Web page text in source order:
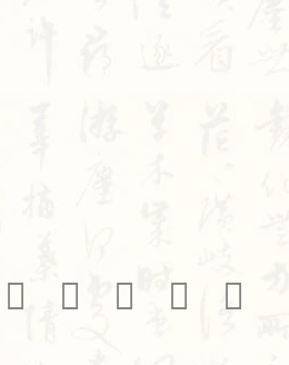
𦦐 𦦓 𦦔 𦦕
𦦖